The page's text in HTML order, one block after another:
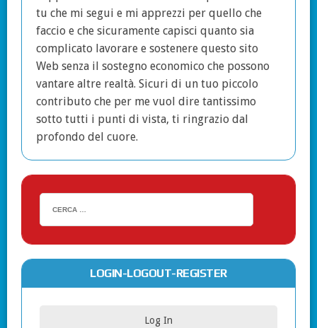
tu che mi segui e mi apprezzi per quello che
faccio e che sicuramente capisci quanto sia
complicato lavorare e sostenere questo sito
Web senza il sostegno economico che possono
vantare altre realtà. Sicuri di un tuo piccolo
contributo che per me vuol dire tantissimo
sotto tutti i punti di vista, ti ringrazio dal
profondo del cuore.
LOGIN-LOGOUT-REGISTER
Log In